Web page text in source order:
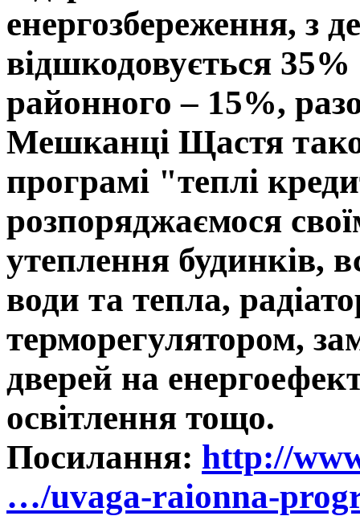
енергозбереження, з
відшкодовується 35%
районного – 15%,
Мешканці Щастя
програмі "теплі
розпоряджаємося
утеплення будинків,
води та тепла,
терморегулятором,
дверей на
освітлення тощо.
Посилання: http://
…/uvaga-raionna-